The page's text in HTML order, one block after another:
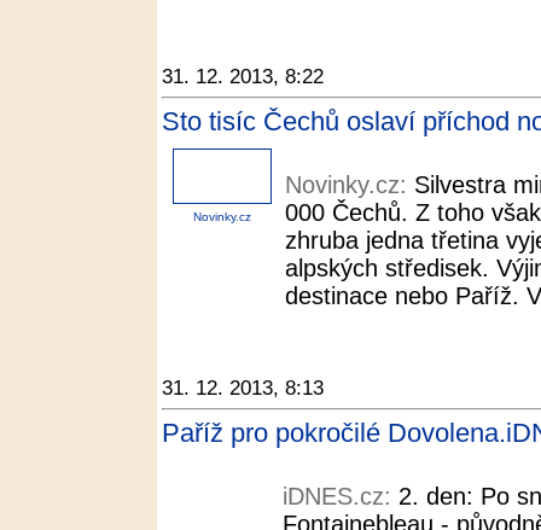
31. 12. 2013, 8:22
Sto tisíc Čechů oslaví příchod
Novinky.cz
Novinky.cz: Silvestra
000 Čechů. Z toho
zhruba jedna třetina
alpských středisek.
destinace nebo Paříž.
31. 12. 2013, 8:13
Paříž pro pokročilé
iDNES.cz: 2. den: Po
Fontainebleau -